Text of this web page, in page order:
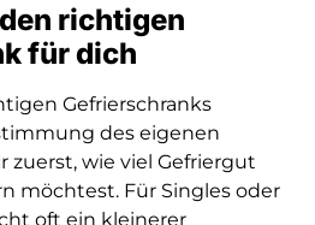
richtigen
für dich
Gefrierschranks
des eigenen
zuerst, wie viel Gefriergut
möchtest. Für Singles oder
oft ein kleinerer